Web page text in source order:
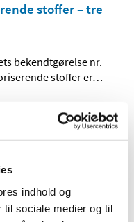
indhold og
til sociale medier og til
stoffer – tre
bekendtgørelse nr.
stoffer er…
struktur for
for
opkrævning af…